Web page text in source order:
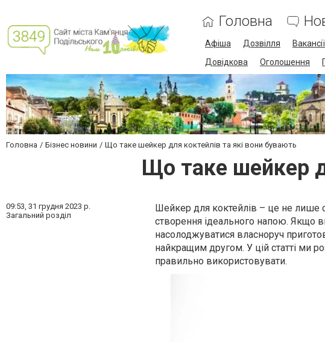
Головна
Афіша Дозвілля Вакансії
Довідкова
Оголошення
Головна Бізнес новини Що таке шейкер для коктейлів та які вони бувають
Що таке шейкер
09:53, 31 грудня 2023 р.
Загальний розділ
Шейкер для коктейлів – це не лише
створення ідеального напою. Якщо
насолоджуватися власноруч
найкращим другом. У цій статті ми
правильно використовувати.